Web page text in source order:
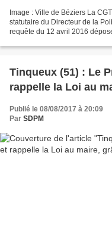
Image : Ville de Béziers La
statutaire du Directeur de la
requête du 12 avril 2016
Tinqueux (51) : Le
rappelle la Loi au
Publié le 08/08/2017 à 20:09
Par SDPM